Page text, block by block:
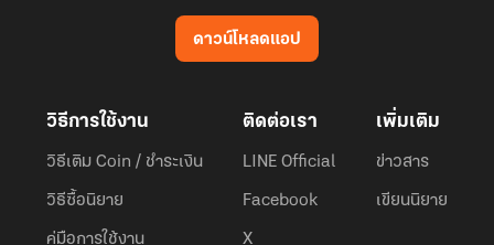
ดาวน์โหลดแอป
วิธีการใช้งาน
วิธีเติม Coin / ชำระเงิน
วิธีซื้อนิยาย
คู่มือการใช้งาน
ติดต่อเรา
LINE Official
Facebook
X
เพิ่มเติม
ข่าวสาร
เขียนนิยาย